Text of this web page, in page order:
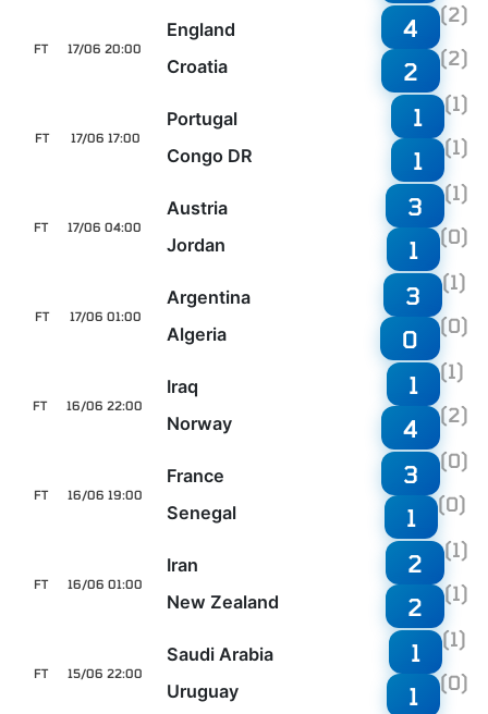
17/06 20:00
FT
England
Croatia
4 (2)
2 (2)
17/06 17:00
FT
Portugal
Congo DR
1 (1)
1 (1)
17/06 04:00
FT
Austria
Jordan
3 (1)
1 (0)
17/06 01:00
FT
Argentina
Algeria
3 (1)
0 (0)
16/06 22:00
FT
Iraq
Norway
1 (1)
4 (2)
16/06 19:00
FT
France
Senegal
3 (0)
1 (0)
16/06 01:00
FT
Iran
New Zealand
2 (1)
2 (1)
15/06 22:00
FT
Saudi Arabia
Uruguay
1 (1)
1 (0)